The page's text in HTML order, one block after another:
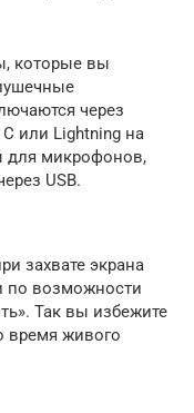
которые вы
через
или Lightning на
для микрофонов,
USB.
захвате экрана
по возможности
Так вы избежите
время живого